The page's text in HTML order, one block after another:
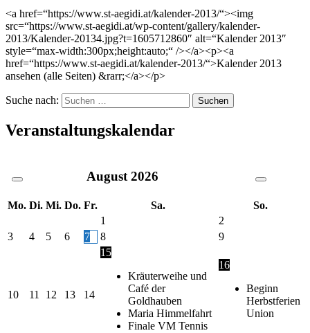
<a href=“https://www.st-aegidi.at/kalender-2013/“><img
src=“https://www.st-aegidi.at/wp-content/gallery/kalender-
2013/Kalender-20134.jpg?t=1605712860″ alt=“Kalender 2013″
style=“max-width:300px;height:auto;“ /></a><p><a
href=“https://www.st-aegidi.at/kalender-2013/“>Kalender 2013
ansehen (alle Seiten) &rarr;</a></p>
Suche nach:
Veranstaltungskalendar
August 2026
Mo. Di. Mi. Do. Fr. Sa.
So.
1
2
3
4 5 6 7 8 9
10 11 12 13 14
15
Kräuterweihe und
Café der
Goldhauben
Maria Himmelfahrt
Finale VM Tennis
16
Beginn
Herbstferien
Union